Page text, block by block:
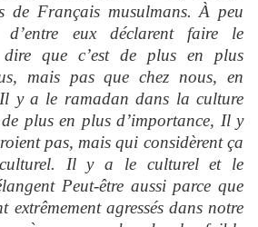
de Français musulmans. À peu
eux déclarent faire le
que c’est de plus en plus
mais pas que chez nous, en
y a le ramadan dans la culture
plus en plus d’importance, Il y
pas, mais qui considèrent ça
culturel. Il y a le culturel et le
Peut-être aussi parce que
extrêmement agressés dans notre